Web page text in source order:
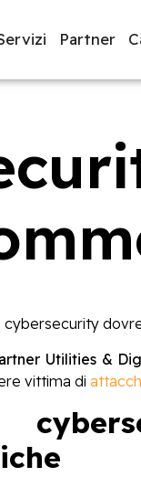
Partner
software BeeProd
Utilities &
vittima di